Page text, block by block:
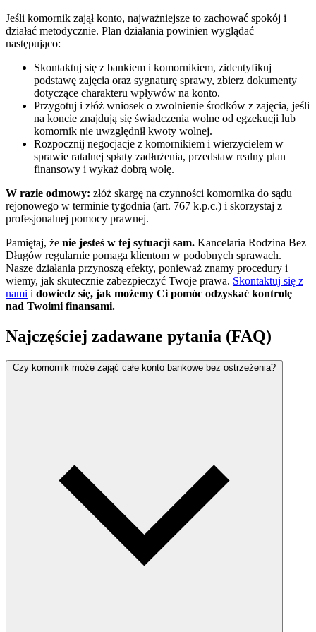
Jeśli komornik zajął konto, najważniejsze to zachować spokój i
działać metodycznie. Plan działania powinien wyglądać
następująco:
Skontaktuj się z bankiem i komornikiem, zidentyfikuj
podstawę zajęcia oraz sygnaturę sprawy, zbierz dokumenty
dotyczące charakteru wpływów na konto.
Przygotuj i złóż wniosek o zwolnienie środków z zajęcia, jeśli
na koncie znajdują się świadczenia wolne od egzekucji lub
komornik nie uwzględnił kwoty wolnej.
Rozpocznij negocjacje z komornikiem i wierzycielem w
sprawie ratalnej spłaty zadłużenia, przedstaw realny plan
finansowy i wykaż dobrą wolę.
W razie odmowy: złóż skargę na czynności komornika do sądu
rejonowego w terminie tygodnia (art. 767 k.p.c.) i skorzystaj z
profesjonalnej pomocy prawnej.
Pamiętaj, że nie jesteś w tej sytuacji sam. Kancelaria Rodzina Bez
Długów regularnie pomaga klientom w podobnych sprawach.
Nasze działania przynoszą efekty, ponieważ znamy procedury i
wiemy, jak skutecznie zabezpieczyć Twoje prawa. Skontaktuj się z
nami i dowiedz się, jak możemy Ci pomóc odzyskać kontrolę
nad Twoimi finansami.
Najczęściej zadawane pytania (FAQ)
Czy komornik może zająć całe konto bankowe bez ostrzeżenia?